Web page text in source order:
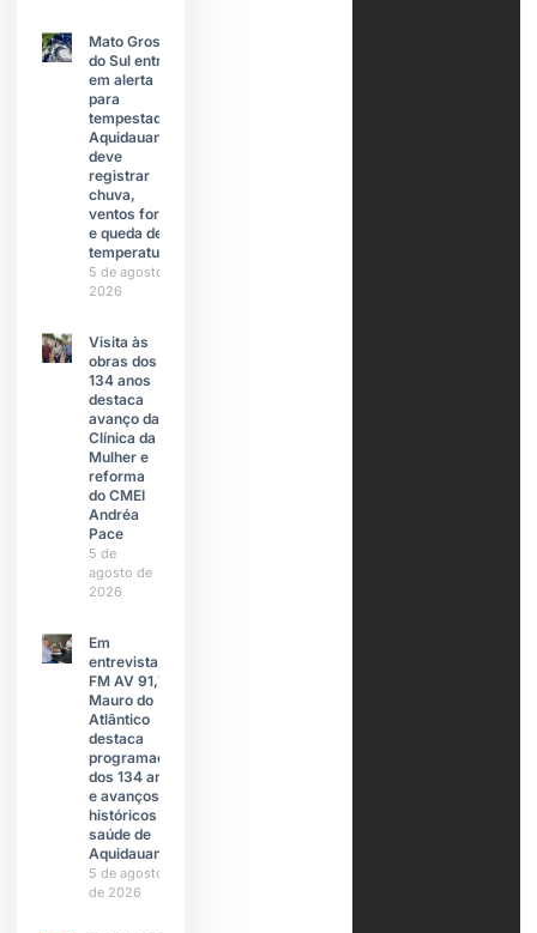
Mato Grosso
do Sul entra
em alerta
para
tempestades;
Aquidauana
deve
registrar
chuva,
ventos fortes
e queda de
temperatura
5 de agosto de
2026
Visita às
obras dos
134 anos
destaca
avanço da
Clínica da
Mulher e
reforma
do CMEI
Andréa
Pace
5 de
agosto de
2026
Em
entrevista à
FM AV 91,7,
Mauro do
Atlântico
destaca
programação
dos 134 anos
e avanços
históricos na
saúde de
Aquidauana
5 de agosto
de 2026